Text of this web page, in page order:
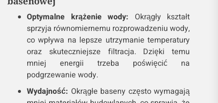
Optymalne krążenie wody: Okrągły kształt
sprzyja równomiernemu rozprowadzeniu wody,
co wpływa na lepsze utrzymanie temperatury
oraz skuteczniejsze filtracja. Dzięki temu
mniej energii trzeba poświęcić na
podgrzewanie wody.
Wydajność: Okrągłe baseny często wymagają